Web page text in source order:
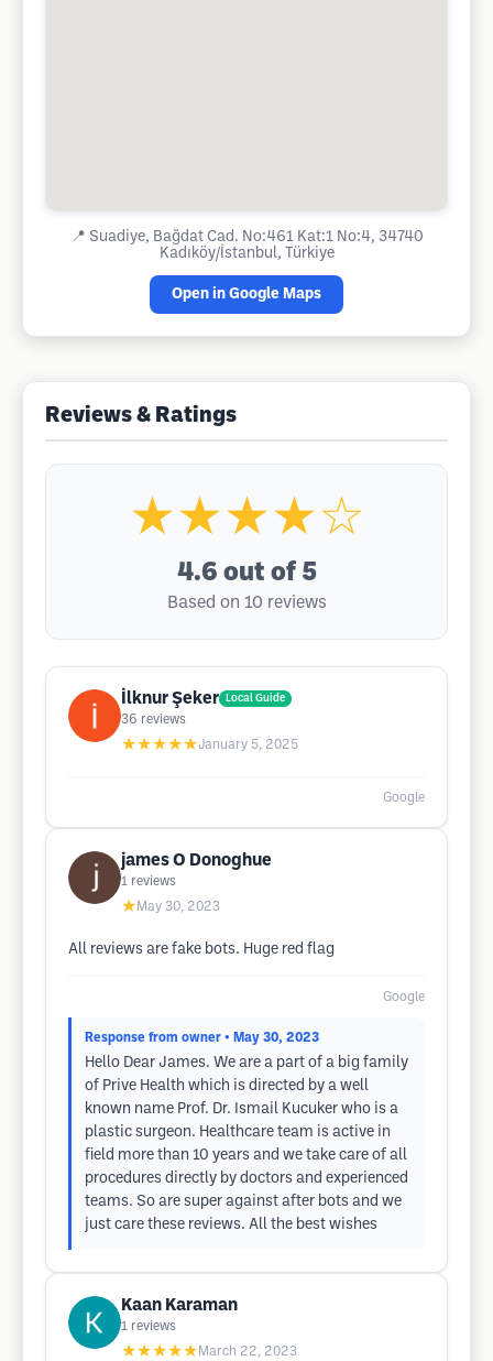
📍 Suadiye, Bağdat Cad. No:461 Kat:1 No:4, 34740
Kadıköy/İstanbul, Türkiye
Open in Google Maps
Reviews & Ratings
★★★★☆
4.6 out of 5
Based on 10 reviews
İlknur Şeker Local Guide
36 reviews
★★★★★January 5, 2025
Google
james O Donoghue
1 reviews
★ May 30, 2023
All reviews are fake bots. Huge red flag
Google
Response from owner • May 30, 2023
Hello Dear James. We are a part of a big family
of Prive Health which is directed by a well
known name Prof. Dr. Ismail Kucuker who is a
plastic surgeon. Healthcare team is active in
field more than 10 years and we take care of all
procedures directly by doctors and experienced
teams. So are super against after bots and we
just care these reviews. All the best wishes
Kaan Karaman
1 reviews
★★★★★ March 22, 2023